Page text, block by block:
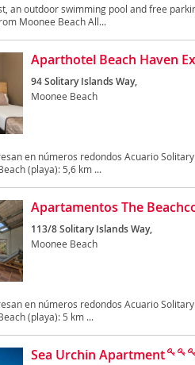
an outdoor swimming pool and free
Moonee Beach All...
Aparthotel Beach Haven
94 Solitary Islands Way,
Moonee Beach
en números redondos Acuario
(playa): 5,6 km ...
Apartamentos The
113/8 Solitary Islands Way,
Moonee Beach
en números redondos Acuario
(playa): 5 km ...
Sea Urchin Apartment